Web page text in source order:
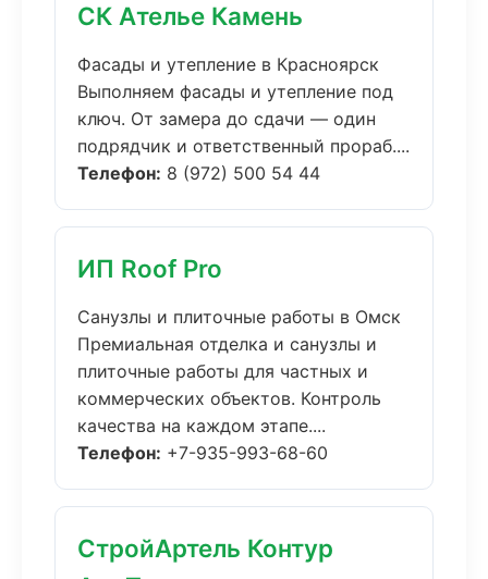
СК Ателье Камень
Фасады и утепление в Красноярск
Выполняем фасады и утепление под
ключ. От замера до сдачи — один
подрядчик и ответственный прораб....
Телефон: 8 (972) 500 54 44
ИП Roof Pro
Санузлы и плиточные работы в Омск
Премиальная отделка и санузлы и
плиточные работы для частных и
коммерческих объектов. Контроль
качества на каждом этапе....
Телефон: +7-935-993-68-60
СтройАртель Контур